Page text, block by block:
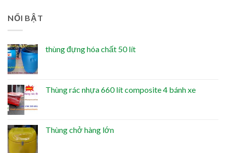
NỔI BẬT
thùng đựng hóa chất 50 lít
Thùng rác nhựa 660 lít composite 4 bánh xe
Thùng chở hàng lớn